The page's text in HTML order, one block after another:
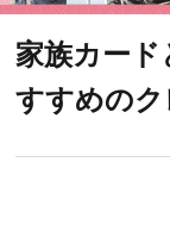
家族カー
すすめの